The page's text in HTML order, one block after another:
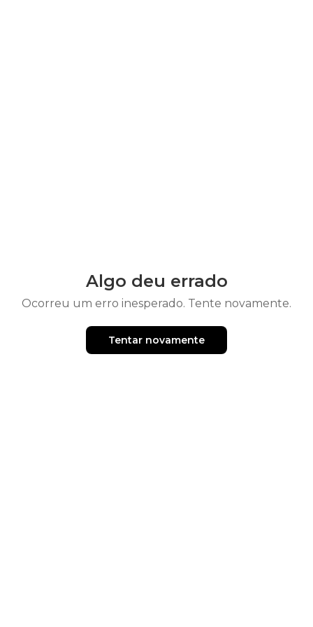
Algo deu errado
Ocorreu um erro inesperado. Tente novamente.
Tentar novamente